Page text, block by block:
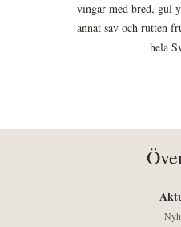
vingar med bred, gul
annat sav och rutten
hela